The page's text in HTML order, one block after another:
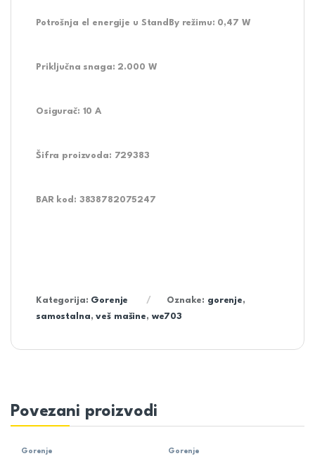
Potrošnja el energije u StandBy režimu: 0,47 W
Priključna snaga: 2.000 W
Osigurač: 10 A
Šifra proizvoda: 729383
BAR kod: 3838782075247
Kategorija: Gorenje Oznake: gorenje,
samostalna,veš mašine, we703
Povezani proizvodi
Gorenje Gorenje